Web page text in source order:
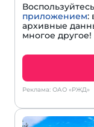
приложением:
архивные
многое другое!
Реклама: ОАО «РЖД»